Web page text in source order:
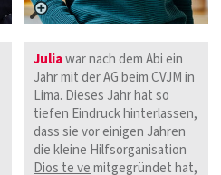
Juliawar nach dem Abi ein
Jahr mit der AG beim CVJM in
Lima. Dieses Jahr hat so
tiefen Eindruck hinterlassen,
dass sie vor einigen Jahren
die kleine Hilfsorganisation
Dios te vemitgegründet hat,